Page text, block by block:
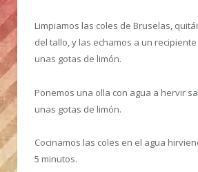
Limpiamos las coles de Bruselas,
del tallo, y las echamos a un
unas gotas de limón.
Ponemos una olla con agua a hervir
unas gotas de limón.
Cocinamos las coles en el agua
5 minutos.